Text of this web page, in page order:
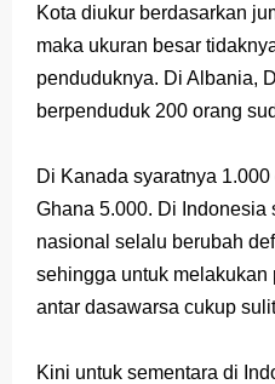
Kota diukur berdasarkan
maka ukuran besar
penduduknya. Di Albania,
berpenduduk 200 orang
Di Kanada syaratnya
Ghana 5.000. Di Indonesia
nasional selalu berubah
sehingga untuk
antar dasawarsa cukup
Kini untuk sementara di